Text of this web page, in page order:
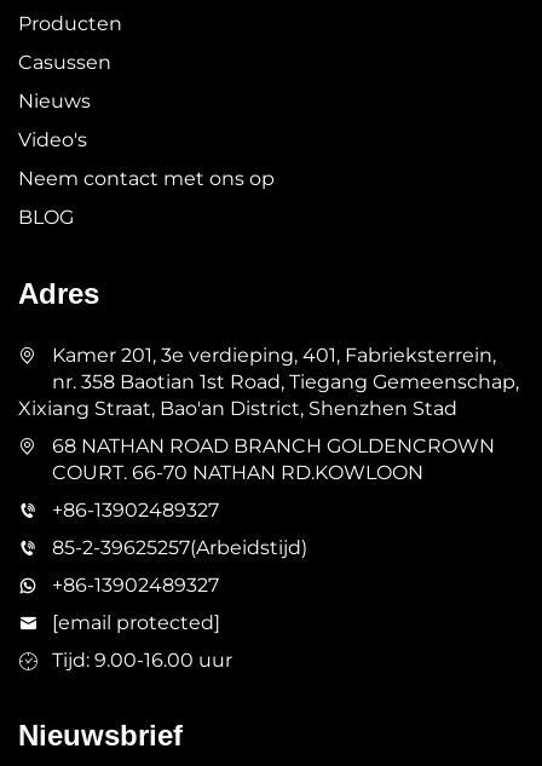
Producten
Casussen
Nieuws
Video's
Neem contact met ons op
BLOG
Adres
Kamer 201, 3e verdieping, 401, Fabrieksterrein,
nr. 358 Baotian 1st Road, Tiegang Gemeenschap,
Xixiang Straat, Bao'an District, Shenzhen Stad
68 NATHAN ROAD BRANCH GOLDENCROWN
COURT. 66-70 NATHAN RD.KOWLOON
+86-13902489327
85-2-39625257(Arbeidstijd)
+86-13902489327
[email protected]
Tijd: 9.00-16.00 uur
Nieuwsbrief